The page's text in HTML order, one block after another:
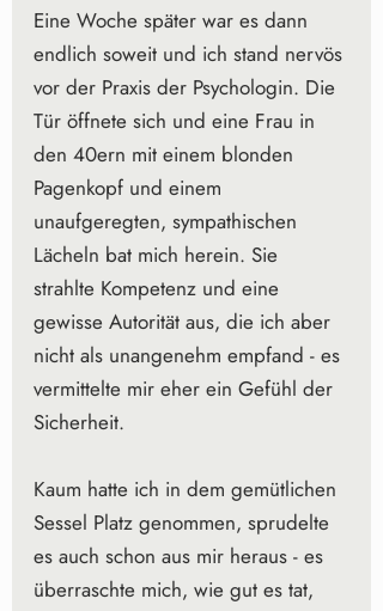
Eine Woche später war es dann
endlich soweit und ich stand nervös
vor der Praxis der Psychologin. Die
Tür öffnete sich und eine Frau in
den 40ern mit einem blonden
Pagenkopf und einem
unaufgeregten, sympathischen
Lächeln bat mich herein. Sie
strahlte Kompetenz und eine
gewisse Autorität aus, die ich aber
nicht als unangenehm empfand - es
vermittelte mir eher ein Gefühl der
Sicherheit.
Kaum hatte ich in dem gemütlichen
Sessel Platz genommen, sprudelte
es auch schon aus mir heraus - es
überraschte mich, wie gut es tat,